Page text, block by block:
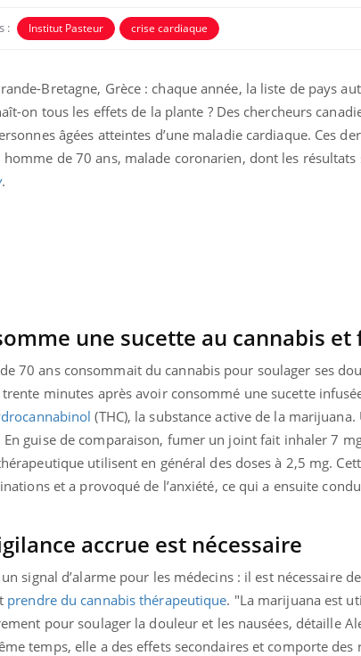
: Institut Pasteur crise cardiaque
Bretagne, Grèce : chaque année, la liste de pays
on tous les effets de la plante ? Des chercheurs
âgées atteintes d’une maladie cardiaque. Ces
homme de 70 ans, malade coronarien, dont les
.
une sucette au cannabis
de 70 ans consommait du cannabis pour soulager ses
minutes après avoir consommé une sucette
(THC), la substance active de la
En guise de comparaison, fumer un joint fait inhaler 7
utilisent en général des doses à 2,5 mg.
et a provoqué de l’anxiété, ce qui a ensuite
accrue est nécessaire
un signal d’alarme pour les médecins : il est nécessaire
prendre du cannabis thérapeutique. "La marijuana est
pour soulager la douleur et les nausées, détaille
temps, elle a des effets secondaires et comporte
des Mains :
Youtube
poser des
d'un proche c'est
Youtube
Carence en fer : comprendre
prévenirYoutube
même alopécie… Les symptômes de
carence en fer sont multiples ce